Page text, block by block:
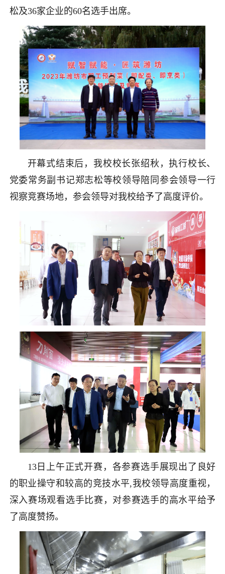
松及36家企业的60名选手出席。
开幕式结束后，我校校长张绍秋，执行校长、
党委常务副书记郑志松等校领导陪同参会领导一行
视察竞赛场地，参会领导对我校给予了高度评价。
13日上午正式开赛，各参赛选手展现出了良好
的职业操守和较高的竞技水平,我校领导高度重视，
深入赛场观看选手比赛，对参赛选手的高水平给予
了高度赞扬。